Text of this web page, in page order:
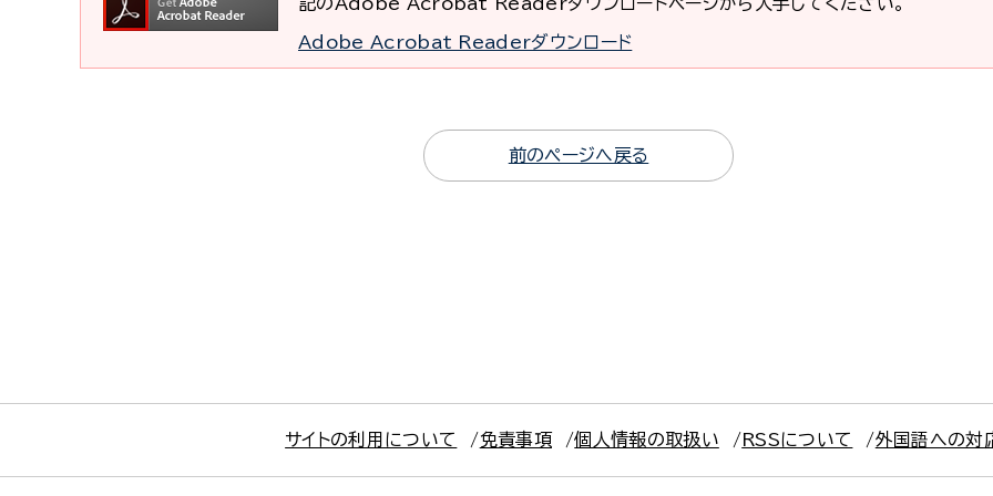
記のAdobe Acrobat Readerダウンロードページから入手してください。
Adobe Acrobat Readerダウンロード
前のページへ戻る
サイトの利用について 免責事項 個人情報の取扱い RSSについて 外国語への対